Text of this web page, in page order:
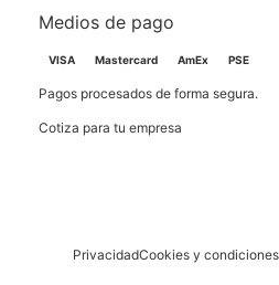
Medios de pago
VISA Mastercard AmEx PSE
Pagos procesados de forma segura.
Cotiza para tu empresa
PrivacidadCookies y condiciones